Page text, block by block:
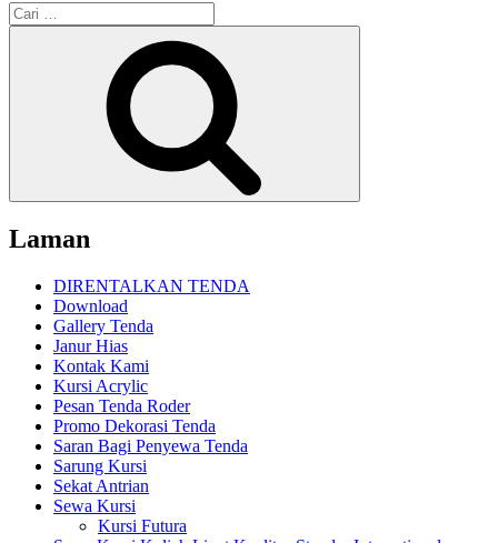
Pencarian
untuk:
Laman
DIRENTALKAN TENDA
Download
Gallery Tenda
Janur Hias
Kontak Kami
Kursi Acrylic
Pesan Tenda Roder
Promo Dekorasi Tenda
Saran Bagi Penyewa Tenda
Sarung Kursi
Sekat Antrian
Sewa Kursi
Kursi Futura